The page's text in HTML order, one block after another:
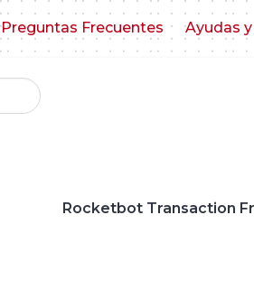
Preguntas Frecuentes Ayudas y
Rocketbot Transaction